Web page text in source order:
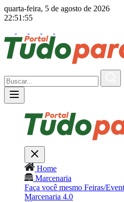
quarta-feira, 5 de agosto de 2026
22:51:57
Home
Marcenaria
Faça você mesmo Feiras/
Marcenaria 4.0